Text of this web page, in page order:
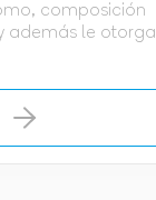
composición
además le otorga